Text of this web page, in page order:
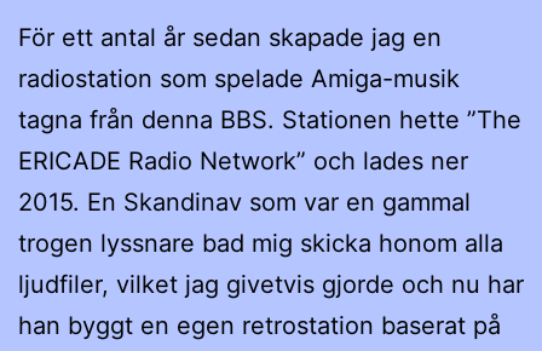
För ett antal år sedan skapade jag en
radiostation som spelade Amiga-musik
tagna från denna BBS. Stationen hette ”The
ERICADE Radio Network” och lades ner
2015. En Skandinav som var en gammal
trogen lyssnare bad mig skicka honom alla
ljudfiler, vilket jag givetvis gjorde och nu har
han byggt en egen retrostation baserat på